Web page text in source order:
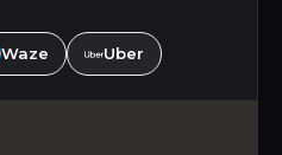
Waze Uber